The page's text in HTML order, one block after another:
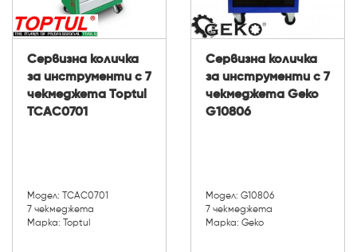
Сервизна количка
за инструменти с 7
чекмеджета Toptul
TCAC0701
Модел: TCAC0701
7 чекмеджета
Марка: Toptul
Сервизна количка
за инструменти с 7
чекмеджета Geko
G10806
Модел: G10806
7 чекмеджета
Марка: Geko